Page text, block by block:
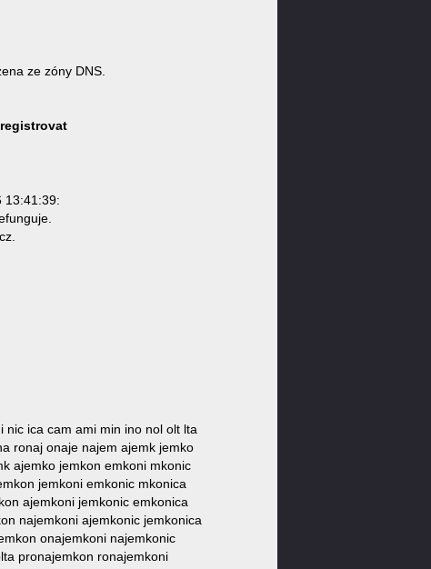
ze zóny DNS.
13:41:39:
ica cam ami min ino nol olt lta
ronaj onaje najem ajemk jemko
ajemko jemkon emkoni mkonic
jemkoni emkonic mkonica
ajemkoni jemkonic emkonica
najemkoni ajemkonic jemkonica
onajemkoni najemkonic
pronajemkon ronajemkoni